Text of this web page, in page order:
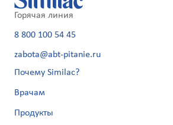
Горячая линия
8 800 100 54 45
zabota@abt-pitanie.ru
Почему Similac?
Врачам
Продукты